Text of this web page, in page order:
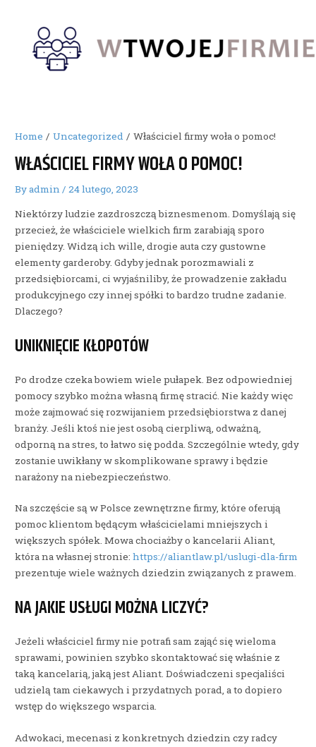
content
Home Uncategorized Właściciel firmy woła o pomoc!
WŁAŚCICIEL FIRMY WOŁA O POMOC!
Byadmin/24 lutego, 2023
Niektórzy ludzie zazdroszczą biznesmenom. Domyślają się
przecież, że właściciele wielkich firm zarabiają sporo
pieniędzy. Widzą ich wille, drogie auta czy gustowne
elementy garderoby. Gdyby jednak porozmawiali z
przedsiębiorcami, ci wyjaśniliby, że prowadzenie zakładu
produkcyjnego czy innej spółki to bardzo trudne zadanie.
Dlaczego?
UNIKNIĘCIE KŁOPOTÓW
Po drodze czeka bowiem wiele pułapek. Bez odpowiedniej
pomocy szybko można własną firmę stracić. Nie każdy więc
może zajmować się rozwijaniem przedsiębiorstwa z danej
branży. Jeśli ktoś nie jest osobą cierpliwą, odważną,
odporną na stres, to łatwo się podda. Szczególnie wtedy, gdy
zostanie uwikłany w skomplikowane sprawy i będzie
narażony na niebezpieczeństwo.
Na szczęście są w Polsce zewnętrzne firmy, które oferują
pomoc klientom będącym właścicielami mniejszych i
większych spółek. Mowa chociażby o kancelarii Aliant,
która na własnej stronie:https://aliantlaw.pl/uslugi-dla-firm
prezentuje wiele ważnych dziedzin związanych z prawem.
NA JAKIE USŁUGI MOŻNA LICZYĆ?
Jeżeli właściciel firmy nie potrafi sam zająć się wieloma
sprawami, powinien szybko skontaktować się właśnie z
taką kancelarią, jaką jest Aliant. Doświadczeni specjaliści
udzielą tam ciekawych i przydatnych porad, a to dopiero
wstęp do większego wsparcia.
Adwokaci, mecenasi z konkretnych dziedzin czy radcy